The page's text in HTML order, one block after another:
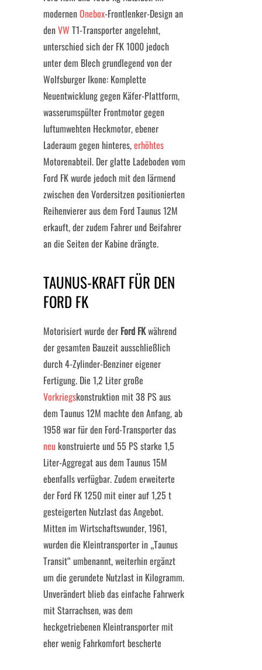
modernenOnebox-Frontlenker-Design an
denVW T1-Transporter angelehnt,
unterschied sich der FK 1000 jedoch
unter dem Blech grundlegend von der
Wolfsburger Ikone: Komplette
Neuentwicklung gegen Käfer-Plattform,
wasserumspülter Frontmotor gegen
luftumwehten Heckmotor, ebener
Laderaum gegen hinteres,erhöhtes
Motorenabteil. Der glatte Ladeboden vom
Ford FK wurde jedoch mit den lärmend
zwischen den Vordersitzen positionierten
Reihenvierer aus dem Ford Taunus 12M
erkauft, der zudem Fahrer und Beifahrer
an die Seiten der Kabine drängte.
TAUNUS-KRAFT FÜR DEN
FORD FK
Motorisiert wurde der Ford FKwährend
der gesamten Bauzeit ausschließlich
durch 4-Zylinder-Benziner eigener
Fertigung. Die 1,2 Liter große
Vorkriegskonstruktion mit 38 PS aus
dem Taunus 12M machte den Anfang, ab
1958 war für den Ford-Transporter das
neu konstruierte und 55 PS starke 1,5
Liter-Aggregat aus dem Taunus 15M
ebenfalls verfügbar. Zudem erweiterte
der Ford FK 1250 mit einer auf 1,25 t
gesteigerten Nutzlast das Angebot.
Mitten im Wirtschaftswunder, 1961,
wurden die Kleintransporter in „Taunus
Transit“ umbenannt, weiterhin ergänzt
um die gerundete Nutzlast in Kilogramm.
Unverändert blieb das einfache Fahrwerk
mit Starrachsen, was dem
heckgetriebenen Kleintransporter mit
eher wenig Fahrkomfort bescherte